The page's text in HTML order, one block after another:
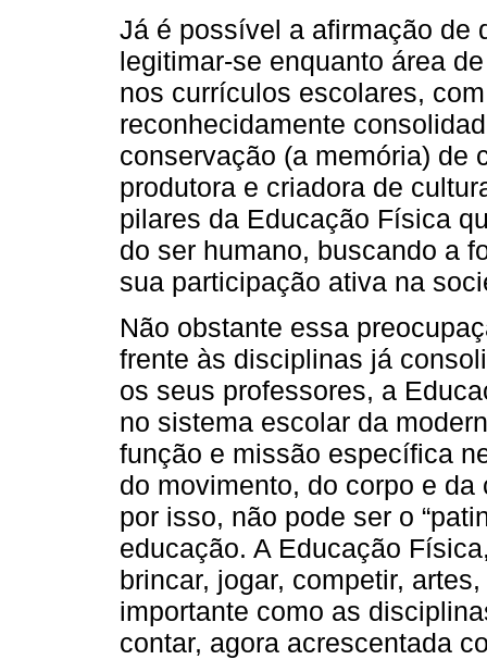
Já é possível a afirmação de
legitimar-se enquanto área
nos currículos escolares,
reconhecidamente
conservação (a memória) de
produtora e criadora de
pilares da Educação Física
do ser humano, buscando a
sua participação ativa na
Não obstante essa
frente às disciplinas já
os seus professores, a
no sistema escolar da
função e missão específica
do movimento, do corpo e
por isso, não pode ser o
educação. A Educação
brincar, jogar, competir,
importante como as
contar, agora acrescentada